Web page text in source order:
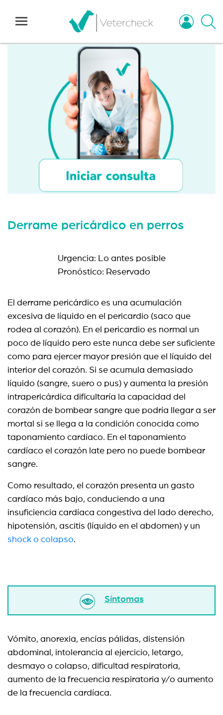
Derrame pericárdico en perros
Urgencia: Lo antes posible
Pronóstico: Reservado
El derrame pericárdico es una acumulación
excesiva de líquido en el pericardio (saco que
rodea al corazón). En el pericardio es normal un
poco de líquido pero este nunca debe ser suficiente
como para ejercer mayor presión que el líquido del
interior del corazón. Si se acumula demasiado
líquido (sangre, suero o pus) y aumenta la presión
intrapericárdica dificultaría la capacidad del
corazón de bombear sangre que podría llegar a ser
mortal si se llega a la condición conocida como
taponamiento cardíaco. En el taponamiento
cardíaco el corazón late pero no puede bombear
sangre.
Como resultado, el corazón presenta un gasto
cardíaco más bajo, conduciendo a una
insuficiencia cardíaca congestiva del lado derecho,
hipotensión, ascitis (líquido en el abdomen) y un
shock o colapso.
Síntomas
Vómito, anorexia, encías pálidas, distensión
abdominal, intolerancia al ejercicio, letargo,
desmayo o colapso, dificultad respiratoria,
aumento de la frecuencia respiratoria y/o aumento
de la frecuencia cardíaca.